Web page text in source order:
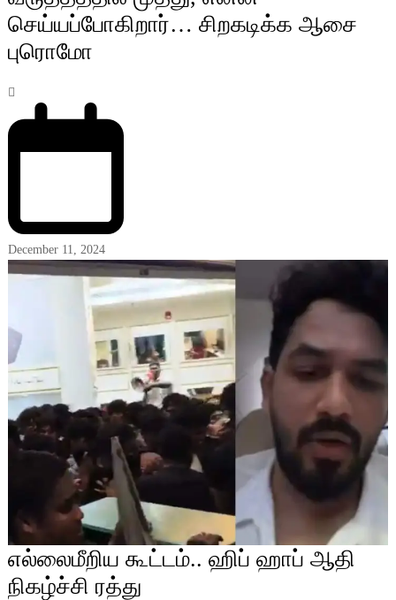
செய்யப்போகிறார்… சிறகடிக்க ஆசை
புரொமோ
December 11, 2024
எல்லைமீறிய கூட்டம்.. ஹிப் ஹாப் ஆதி
நிகழ்ச்சி ரத்து